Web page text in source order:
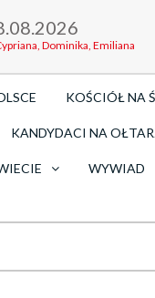
Dominika, Emiliana
KOŚCIÓŁ NA
KANDYDACI NA
WYWIAD